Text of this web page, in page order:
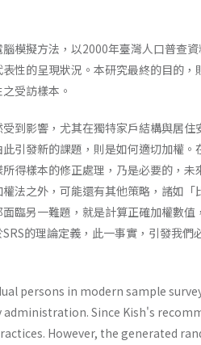
模擬方法，以2000年臺灣人口普查
性的呈現狀況。本研究最終的目的
受訪樣本。
到影響，尤其在獨特家戶結構與居
引發新的課題，則是如何適切加權
得樣本的修正處理，乃是必要的，
法之外，可能還有其他策略，諸如
臨另一難題，就是計算正確加權數
的理論定義，此一事實，引發我們
persons in modern sample
Since Kish's
However, the generated